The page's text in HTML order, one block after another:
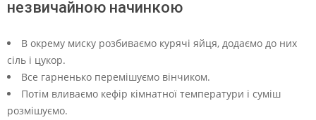
незвичайною начинкою
В окрему миску розбиваємо курячі яйця, додаємо до них
сіль і цукор.
Все гарненько перемішуємо вінчиком.
Потім вливаємо кефір кімнатної температури і суміш
розмішуємо.